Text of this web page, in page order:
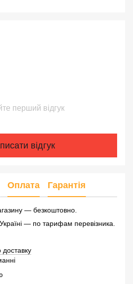
перший відгук
відгук
Оплата Гарантія
— безкоштовно.
— по тарифам перевізника.
доставку